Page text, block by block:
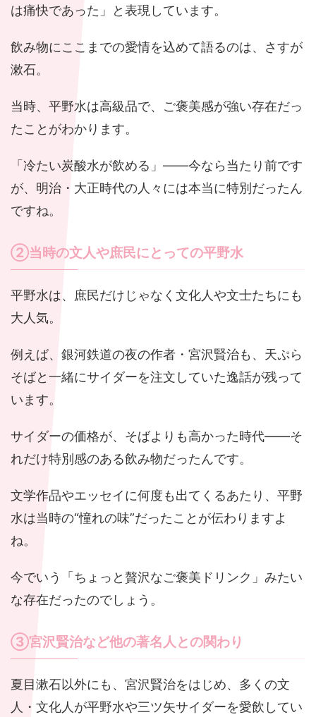
は痛快であった」と表現しています。
飲み物にここまでの愛情を込めて語るのは、さすが
漱石。
当時、平野水は高級品で、ご褒美感が強い存在だっ
たことがわかります。
「冷たい炭酸水が飲める」――今なら当たり前です
が、明治・大正時代の人々には本当に特別だったん
ですね。
②当時の文人や庶民にとっての平野水
平野水は、庶民だけじゃなく文化人や文士たちにも
大人気。
例えば、銀河鉄道の夜の作者・宮沢賢治も、天ぷら
そばと一緒にサイダーを注文していた逸話が残って
います。
サイダーの価格が、そばよりも高かった時代――そ
れだけ特別感のある飲み物だったんです。
文学作品やエッセイに何度も出てくるあたり、平野
水は当時の“憧れの味”だったことが伝わりますよ
ね。
今でいう「ちょっと贅沢なご褒美ドリンク」みたい
な存在だったのでしょう。
③宮沢賢治など他の著名人との関わり
夏目漱石以外にも、宮沢賢治をはじめ、多くの文
人・文化人が平野水や三ツ矢サイダーを愛飲してい